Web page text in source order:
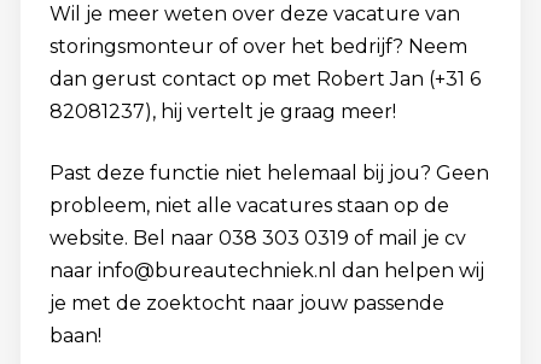
Wil je meer weten over deze vacature van
storingsmonteur of over het bedrijf? Neem
dan gerust contact op met Robert Jan (+31 6
82081237), hij vertelt je graag meer!
Past deze functie niet helemaal bij jou? Geen
probleem, niet alle vacatures staan op de
website. Bel naar 038 303 0319 of mail je cv
naar info@bureautechniek.nl dan helpen wij
je met de zoektocht naar jouw passende
baan!